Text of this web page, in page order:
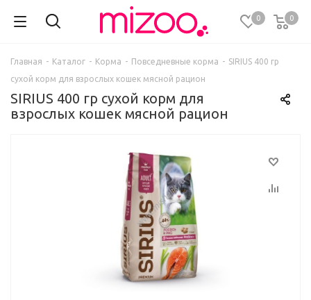
0 0
Главная - Каталог - Корма - Повседневные корма - SIRIUS 400 гр
сухой корм для взрослых кошек мясной рацион
SIRIUS 400 гр сухой корм для
взрослых кошек мясной рацион